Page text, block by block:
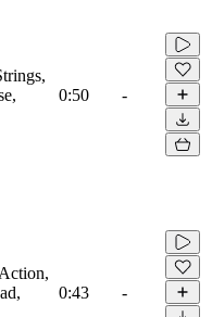
0:50 -
0:43 -